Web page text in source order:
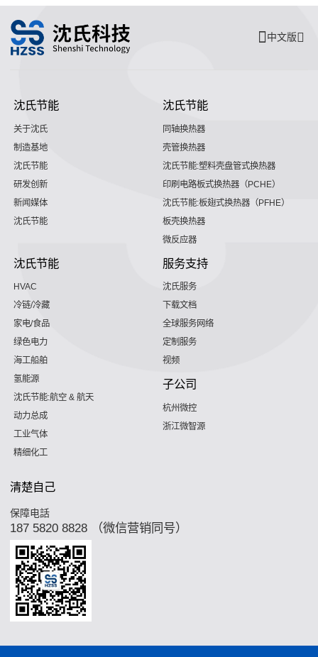
中文版
沈氏节能
关于沈氏
制造基地
沈氏节能
研发创新
新闻媒体
沈氏节能
沈氏节能
同轴换热器
壳管换热器
沈氏节能:塑料壳盘管式换热器
印刷电路板式换热器（PCHE）
沈氏节能:板翅式换热器（PFHE）
板壳换热器
微反应器
沈氏节能
HVAC
冷链/冷藏
家电/食品
绿色电力
海工船舶
氢能源
沈氏节能:航空 & 航天
动力总成
工业气体
精细化工
服务支持
沈氏服务
下载文档
全球服务网络
定制服务
视频
子公司
杭州微控
浙江微智源
清楚自己
保障电話
187 5820 8828 （微信营销同号）